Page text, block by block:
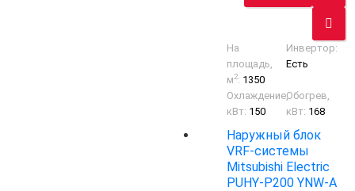
На
площадь,
м2: 1350
Инвертор:
Есть
Охлаждение,
кВт: 150
Обогрев,
кВт: 168
Наружный блок
VRF-системы
Mitsubishi Electric
PUHY-P200 YNW-A